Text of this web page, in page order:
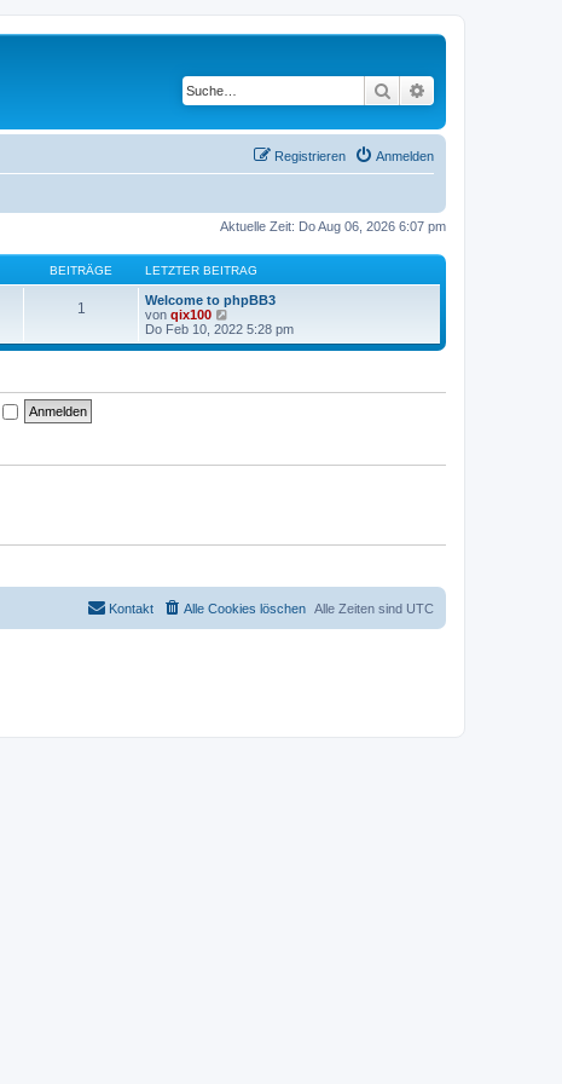
Suche
Anmelden
Registrieren
Aktuelle Zeit: Do Aug 06, 2026 6:07 pm
BEITRÄGE LETZTER BEITRAG
1
Welcome to phpBB3
von qix100
e
u
Do Feb 10, 2022 5:28 pm
Alle Zeiten sind UTC
Alle Cookies löschen
Kontakt